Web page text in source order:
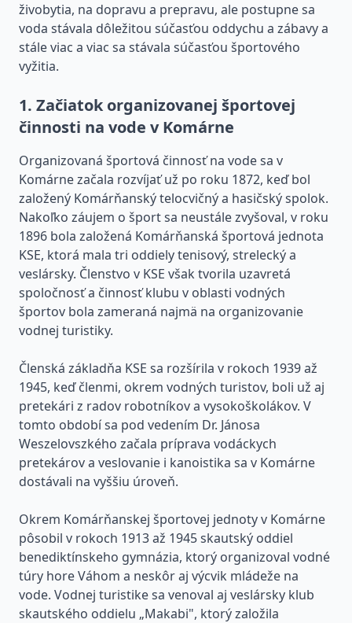
živobytia, na dopravu a prepravu, ale postupne sa
voda stávala dôležitou súčasťou oddychu a zábavy a
stále viac a viac sa stávala súčasťou športového
vyžitia.
1. Začiatok organizovanej športovej
činnosti na vode v Komárne
Organizovaná športová činnosť na vode sa v
Komárne začala rozvíjať už po roku 1872, keď bol
založený Komárňanský telocvičný a hasičský spolok.
Nakoľko záujem o šport sa neustále zvyšoval, v roku
1896 bola založená Komárňanská športová jednota
KSE, ktorá mala tri oddiely tenisový, strelecký a
veslársky. Členstvo v KSE však tvorila uzavretá
spoločnosť a činnosť klubu v oblasti vodných
športov bola zameraná najmä na organizovanie
vodnej turistiky.
Členská základňa KSE sa rozšírila v rokoch 1939 až
1945, keď členmi, okrem vodných turistov, boli už aj
pretekári z radov robotníkov a vysokoškolákov. V
tomto období sa pod vedením Dr. Jánosa
Weszelovszkého začala príprava vodáckych
pretekárov a veslovanie i kanoistika sa v Komárne
dostávali na vyššiu úroveň.
Okrem Komárňanskej športovej jednoty v Komárne
pôsobil v rokoch 1913 až 1945 skautský oddiel
benediktínskeho gymnázia, ktorý organizoval vodné
túry hore Váhom a neskôr aj výcvik mládeže na
vode. Vodnej turistike sa venoval aj veslársky klub
skautského oddielu „Makabi", ktorý založila